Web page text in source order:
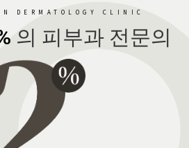
DERMATOLOGY CLINIC
의 피부과 전문의